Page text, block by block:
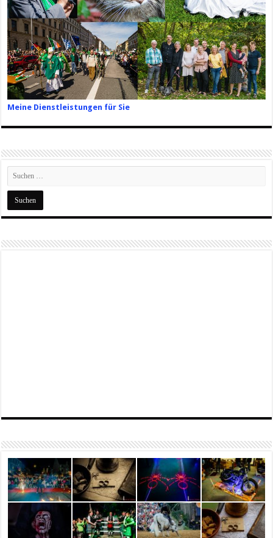
Meine Dienstleistungen für Sie